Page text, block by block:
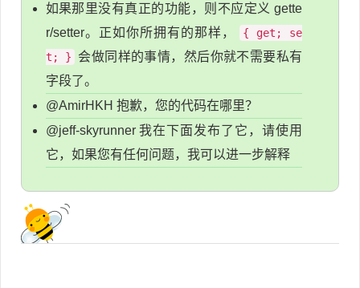
如果那里没有真正的功能，则不应定义 gette
r/setter。正如你所拥有的那样，
{ get; se
t; }
会做同样的事情，然后你就不需要私有
字段了。
@AmirHKH 抱歉，您的代码在哪里？
@jeff-skyrunner 我在下面发布了它，请使用
它，如果您有任何问题，我可以进一步解释